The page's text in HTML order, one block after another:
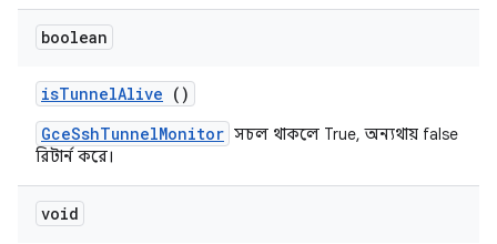
boolean
isTunnelAlive ()
GceSshTunnelMonitor সচল থাকলে True, অন্যথায় false
রিটার্ন করে।
void